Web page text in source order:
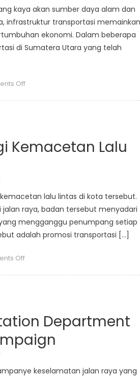
dan
Kenyamanan
bagi
Masyarakat
kaya akan sumber daya alam dan
infrastruktur transportasi memainkan
ekonomi. Dalam beberapa
di Sumatera Utara yang telah
Offon
Sumatera
Utara
Kemacetan Lalu
lalu lintas di kota tersebut.
raya, badan tersebut menyadari
mengganggu penumpang setiap
adalah promosi transportasi […]
Offon
Kurangi
Kemacetan
Lalu
Lintas
Department
keselamatan jalan raya yang